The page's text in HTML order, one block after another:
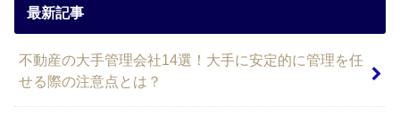
最新記事
不動産の大手管理会社14選！大手に安定的に管理を任
せる際の注意点とは？